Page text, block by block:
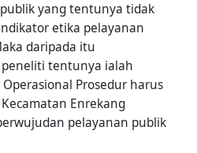
yang tentunya tidak
etika pelayanan
daripada itu
tentunya ialah
Prosedur harus
Enrekang
pelayanan publik